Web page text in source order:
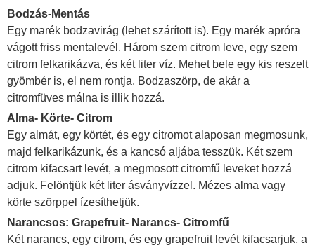
Bodzás-Mentás
Egy marék bodzavirág (lehet szárított is). Egy marék apróra
vágott friss mentalevél. Három szem citrom leve, egy szem
citrom felkarikázva, és két liter víz. Mehet bele egy kis reszelt
gyömbér is, el nem rontja. Bodzaszörp, de akár a
citromfüves málna is illik hozzá.
Alma- Körte- Citrom
Egy almát, egy körtét, és egy citromot alaposan megmosunk,
majd felkarikázunk, és a kancsó aljába tesszük. Két szem
citrom kifacsart levét, a megmosott citromfű leveket hozzá
adjuk. Felöntjük két liter ásványvízzel. Mézes alma vagy
körte szörppel ízesíthetjük.
Narancsos: Grapefruit- Narancs- Citromfű
Két narancs, egy citrom, és egy grapefruit levét kifacsarjuk, a